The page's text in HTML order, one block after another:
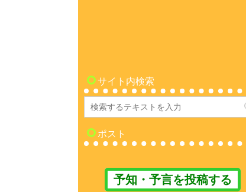
サイト内検索
ポスト
予知・予言を投稿する